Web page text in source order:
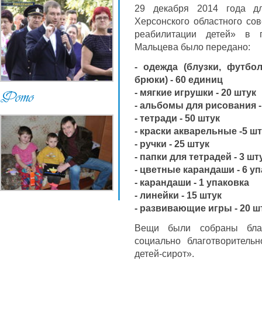
29 декабря 2014 года
Херсонского областного
реабилитации детей» в
Мальцева было передано:
- одежда (блузки,
брюки) - 60 единиц
- мягкие игрушки - 20 штук
- альбомы для рисования -
- тетради - 50 штук
- краски акварельные -5
- ручки - 25 штук
- папки для тетрадей - 3
- цветные карандаши - 6
- карандаши - 1 упаковка
- линейки - 15 штук
- развивающие игры - 20
Вещи были собраны
социально
детей-сирот».